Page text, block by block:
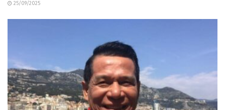
25/09/2025